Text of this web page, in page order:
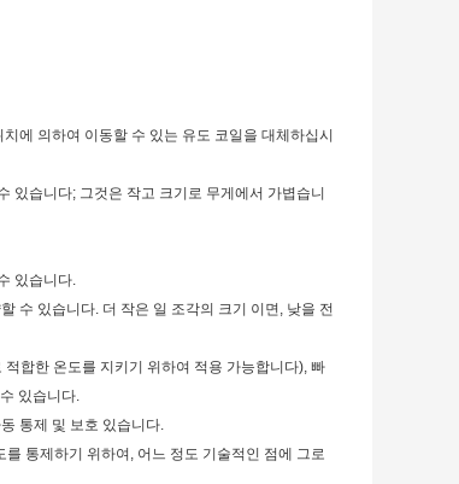
에 의하여 이동할 수 있는 유도 코일을 대체하십시
있습니다; 그것은 작고 크기로 무게에서 가볍습니
있습니다.
수 있습니다. 더 작은 일 조각의 크기 이면, 낮을 전
합한 온도를 지키기 위하여 적용 가능합니다), 빠
있습니다.
통제 및 보호 있습니다.
통제하기 위하여, 어느 정도 기술적인 점에 그로